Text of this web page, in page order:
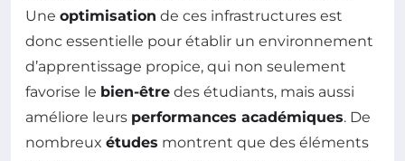
Une optimisation de ces infrastructures est
donc essentielle pour établir un environnement
d’apprentissage propice, qui non seulement
favorise le bien-être des étudiants, mais aussi
améliore leurs performances académiques. De
nombreux études montrent que des éléments